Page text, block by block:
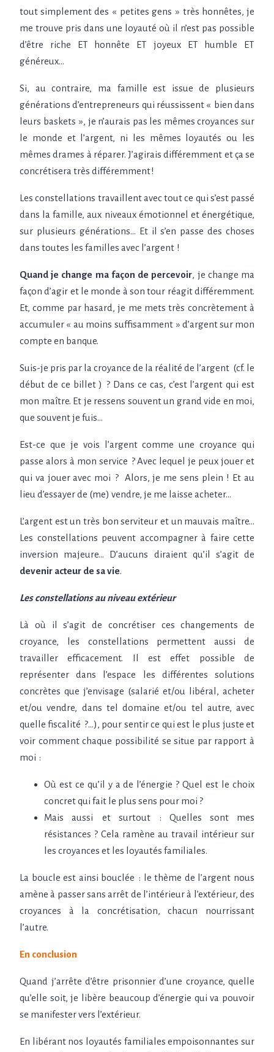
tout simplement des « petites gens » très honnêtes, je
me trouve pris dans une loyauté où il n’est pas possible
d’être riche ET honnête ET joyeux ET humble ET
généreux…
Si, au contraire, ma famille est issue de plusieurs
générations d’entrepreneurs qui réussissent « bien dans
leurs baskets », je n’aurais pas les mêmes croyances sur
le monde et l’argent, ni les mêmes loyautés ou les
mêmes drames à réparer. J’agirais différemment et ça se
concrétisera très différemment!
Les constellations travaillent avec tout ce qui s’est passé
dans la famille, aux niveaux émotionnel et énergétique,
sur plusieurs générations… Et il s’en passe des choses
dans toutes les familles avec l’argent !
Quand je change ma façon de percevoir, je change ma
façon d’agir et le monde à son tour réagit différemment.
Et, comme par hasard, je me mets très concrètement à
accumuler « au moins suffisamment » d’argent sur mon
compte en banque.
Suis-je pris par la croyance de la réalité de l’argent (cf. le
début de ce billet ) ? Dans ce cas, c’est l’argent qui est
mon maître. Et je ressens souvent un grand vide en moi,
que souvent je fuis…
Est-ce que je vois l’argent comme une croyance qui
passe alors à mon service ? Avec lequel je peux jouer et
qui va jouer avec moi ? Alors, je me sens plein ! Et au
lieu d’essayer de (me) vendre, je me laisse acheter…
L’argent est un très bon serviteur et un mauvais maître…
Les constellations peuvent accompagner à faire cette
inversion majeure… D’aucuns diraient qu’il s’agit de
devenir acteur de sa vie.
Les constellations au niveau extérieur
Là où il s’agit de concrétiser ces changements de
croyance, les constellations permettent aussi de
travailler efficacement. Il est effet possible de
représenter dans l’espace les différentes solutions
concrètes que j’envisage (salarié et/ou libéral, acheter
et/ou vendre, dans tel domaine et/ou tel autre, avec
quelle fiscalité ?…), pour sentir ce qui est le plus juste et
voir comment chaque possibilité se situe par rapport à
moi :
Où est ce qu’il y a de l’énergie ? Quel est le choix
concret qui fait le plus sens pour moi ?
Mais aussi
et surtout
: Quelles sont mes
résistances ? Cela ramène au travail intérieur sur
les croyances et les loyautés familiales.
La boucle est ainsi bouclée : le thème de l’argent nous
amène à passer sans arrêt de l’intérieur à l’extérieur, des
croyances à la concrétisation, chacun nourrissant
l’autre.
En conclusion
Quand j’arrête d’être prisonnier d’une croyance, quelle
qu’elle soit, je libère beaucoup d’énergie qui va pouvoir
se manifester vers l’extérieur.
En libérant nos loyautés familiales empoisonnantes sur